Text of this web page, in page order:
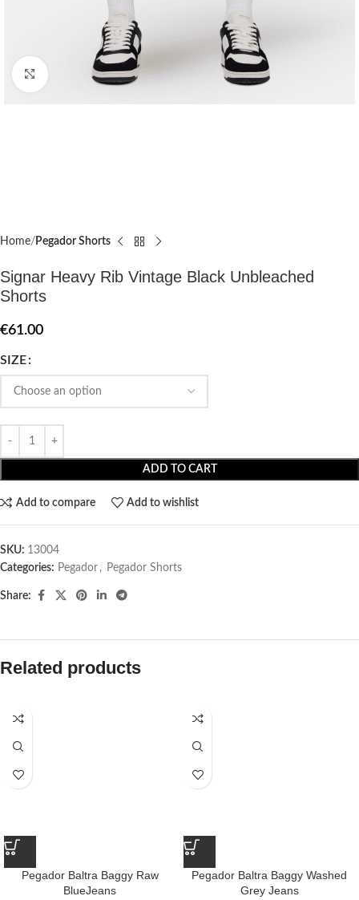
Click to enlarge
Home Pegador Shorts
Signar Heavy Rib Vintage Black Unbleached
Shorts
€61.00
SIZE
ADD TO CART
Add to compare Add to wishlist
SKU: 13004
Categories: Pegador​ , Pegador Shorts
Share:
Related products
Pegador Baltra Baggy Raw
BlueJeans
Pegador Baltra Baggy Washed
Grey Jeans